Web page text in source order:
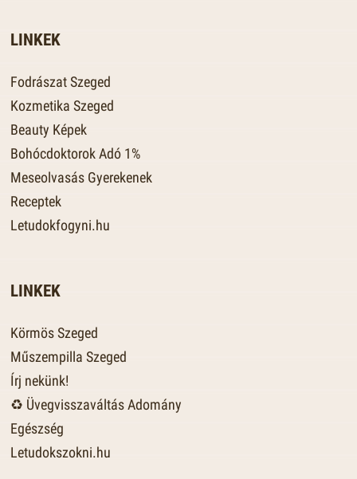
LINKEK
Fodrászat Szeged
Kozmetika Szeged
Beauty Képek
Bohócdoktorok Adó 1%
Meseolvasás Gyerekenek
Receptek
Letudokfogyni.hu
LINKEK
Körmös Szeged
Műszempilla Szeged
Írj nekünk!
♻️ Üvegvisszaváltás Adomány
Egészség
Letudokszokni.hu